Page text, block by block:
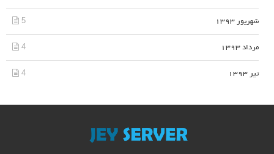
شهریور 1393 5
مرداد 1393 4
تیر 1393 4